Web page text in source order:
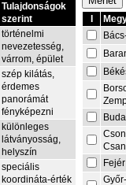
Tulajdonságok
szerint
történelmi
nevezetesség,
várrom, épület
szép kilátás,
érdemes
panorámát
fényképezni
különleges
látványosság,
helyszín
speciális
koordináta-érték
Fejér